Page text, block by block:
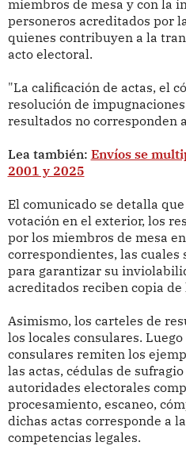
miembros de mesa y con la
personeros acreditados por
quienes contribuyen a la
acto electoral.
"La calificación de actas, el
resolución de
resultados no corresponden
Lea también: Envíos se
2001 y 2025
El comunicado se detalla
votación en el exterior, los
por los miembros de mesa
correspondientes, las cuales
para garantizar su
acreditados reciben copia de
Asimismo, los carteles de
los locales consulares.
consulares remiten los
las actas, cédulas de
autoridades electorales
procesamiento, escaneo,
dichas actas corresponde a
competencias legales.